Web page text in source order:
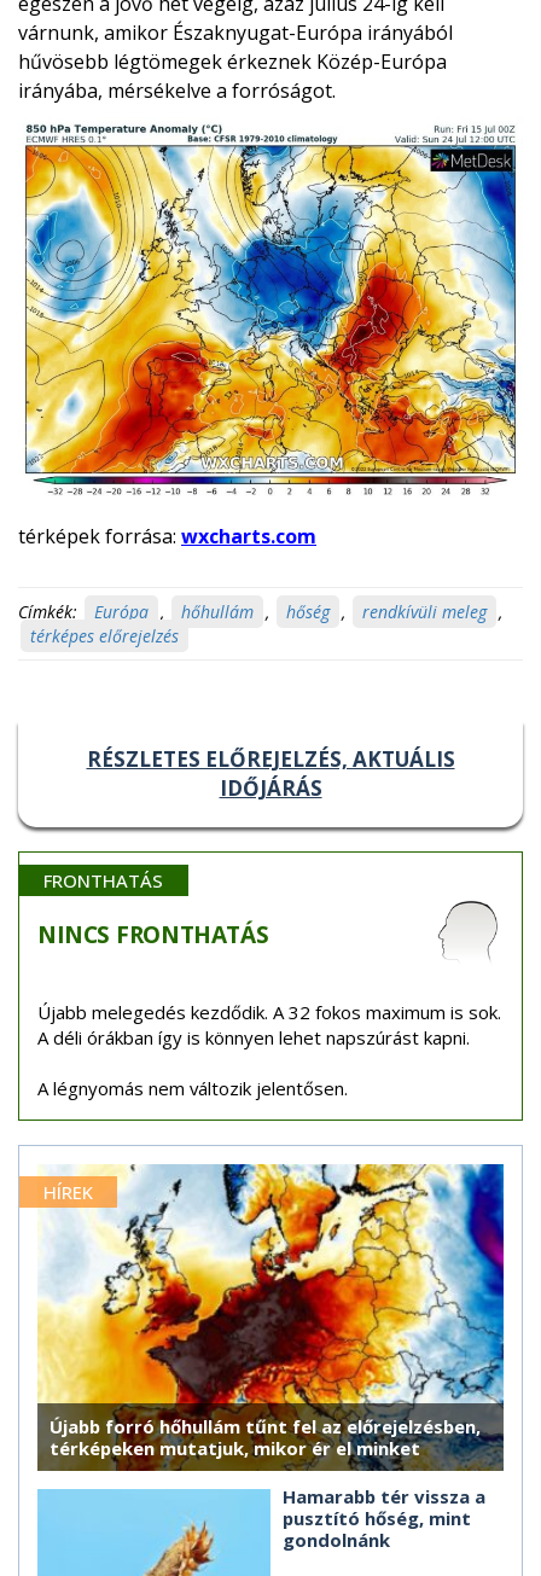
várnunk, amikor Északnyugat-Európa irányából
hűvösebb légtömegek érkeznek Közép-Európa
irányába, mérsékelve a forróságot.
térképek forrása: wxcharts.com
Címkék: Európa , hőhullám , hőség , rendkívüli meleg ,
térképes előrejelzés
RÉSZLETES ELŐREJELZÉS, AKTUÁLIS
IDŐJÁRÁS
FRONTHATÁS
NINCS FRONTHATÁS
Újabb melegedés kezdődik. A 32 fokos maximum is sok.
A déli órákban így is könnyen lehet napszúrást kapni.
A légnyomás nem változik jelentősen.
HÍREK
Újabb forró hőhullám tűnt fel az előrejelzésben,
térképeken mutatjuk, mikor ér el minket
Hamarabb tér vissza a
pusztító hőség, mint
gondolnánk